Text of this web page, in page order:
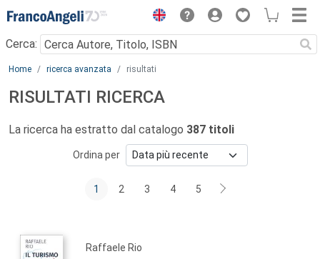
Menu
Cerca:
Main content
Home ricerca avanzata risultati
RISULTATI RICERCA
La ricerca ha estratto dal catalogo 387 titoli
Ordina per
1 2 3 4 5
Raffaele Rio